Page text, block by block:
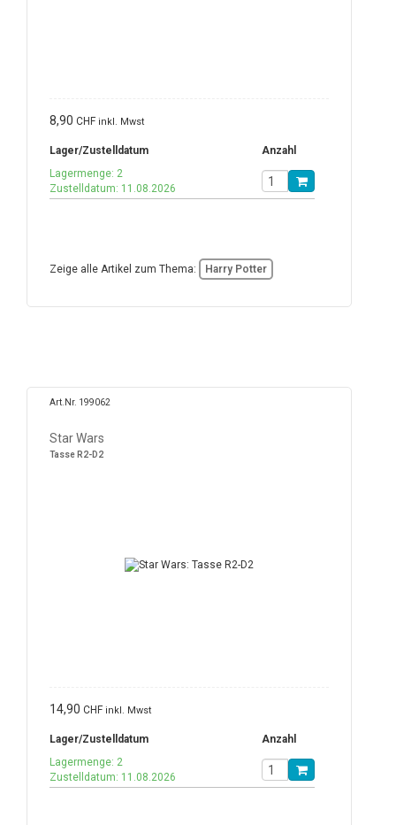
8,90 CHF inkl. Mwst
Lager/Zustelldatum
Anzahl
Lagermenge: 2
Zustelldatum: 11.08.2026
Zeige alle Artikel zum Thema: Harry Potter
Art.Nr. 199062
Star Wars
Tasse R2-D2
14,90 CHF inkl. Mwst
Lager/Zustelldatum
Anzahl
Lagermenge: 2
Zustelldatum: 11.08.2026